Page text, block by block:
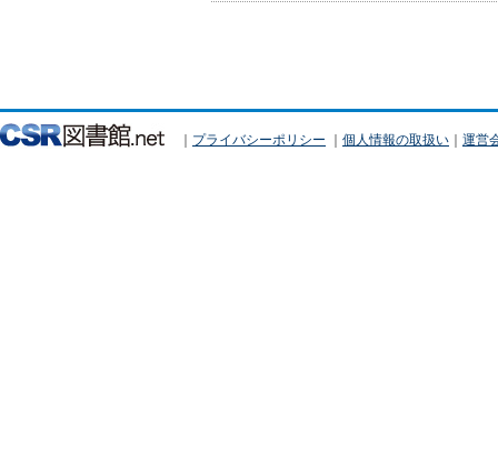
｜ プライバシーポリシー ｜ 個人情報の取扱い ｜ 運営